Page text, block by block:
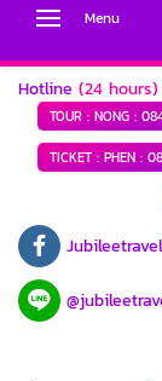
Menu
Hotline (24 hours)
TOUR : NONG :
TICKET : PHEN :